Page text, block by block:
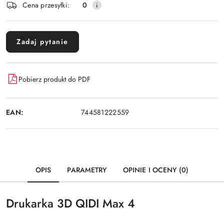
Cena przesyłki: 0
Zadaj pytanie
Pobierz produkt do PDF
EAN: 744581222559
OPIS PARAMETRY OPINIE I OCENY (0)
Drukarka 3D QIDI Max 4